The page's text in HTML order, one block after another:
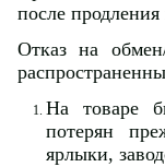
после
Отказ на
На товаре
потерян
ярлыки,